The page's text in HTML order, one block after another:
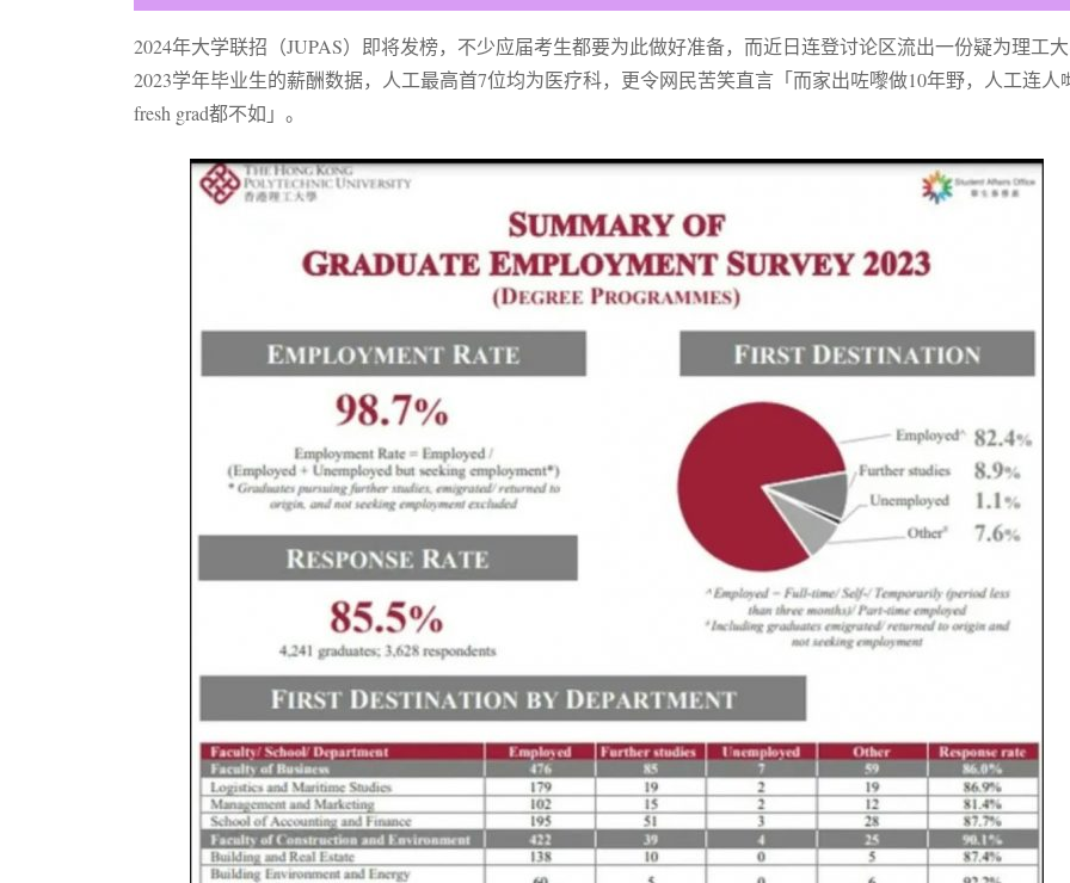
2024年大学联招（JUPAS）即将发榜，不少应届考生都要为此做好准备，而近日连登讨论区流出一份疑为理工
2023学年毕业生的薪酬数据，人工最高首7位均为医疗科，更令网民苦笑直言「而家出咗嚟做10年野，人工连人
fresh grad都不如」。